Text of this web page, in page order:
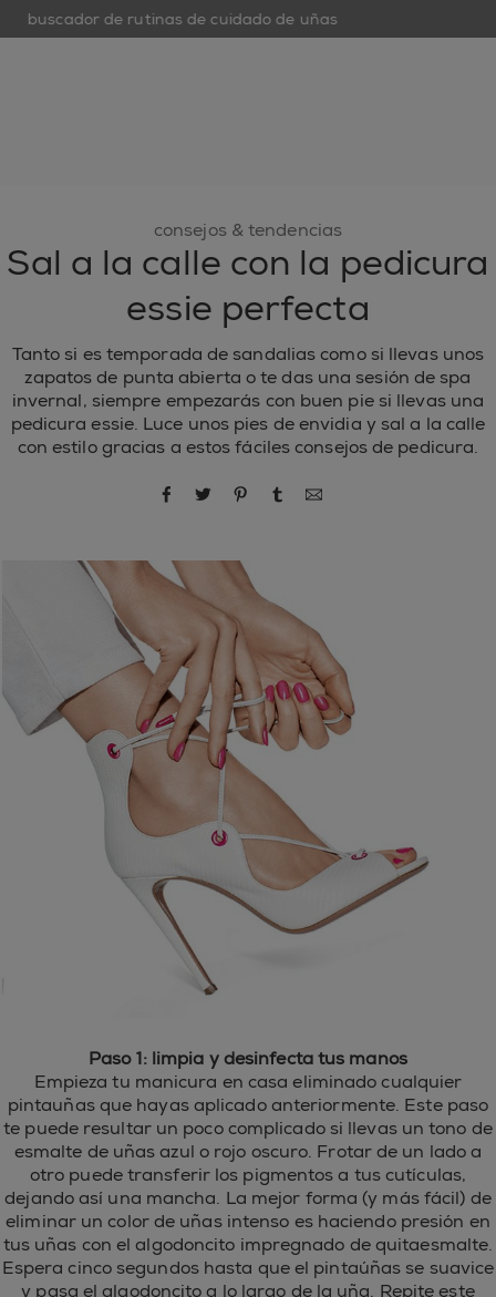
buscador de rutinas de cuidado de uñas
consejos & tendencias
Sal a la calle con la pedicura
essie perfecta
Tanto si es temporada de sandalias como si llevas unos
zapatos de punta abierta o te das una sesión de spa
invernal, siempre empezarás con buen pie si llevas una
pedicura essie. Luce unos pies de envidia y sal a la calle
con estilo gracias a estos fáciles consejos de pedicura.
compartir por Facebook
compartir por Twitter
compartir por Pinterest
compartir por Tumblr
compartir por
Paso 1: limpia y desinfecta tus manos
Empieza tu manicura en casa eliminado cualquier
pintauñas que hayas aplicado anteriormente. Este paso
te puede resultar un poco complicado si llevas un tono de
esmalte de uñas azul o rojo oscuro. Frotar de un lado a
otro puede transferir los pigmentos a tus cutículas,
dejando así una mancha. La mejor forma (y más fácil) de
eliminar un color de uñas intenso es haciendo presión en
tus uñas con el algodoncito impregnado de quitaesmalte.
Espera cinco segundos hasta que el pintaúñas se suavice
y pasa el algodoncito a lo largo de la uña. Repite este